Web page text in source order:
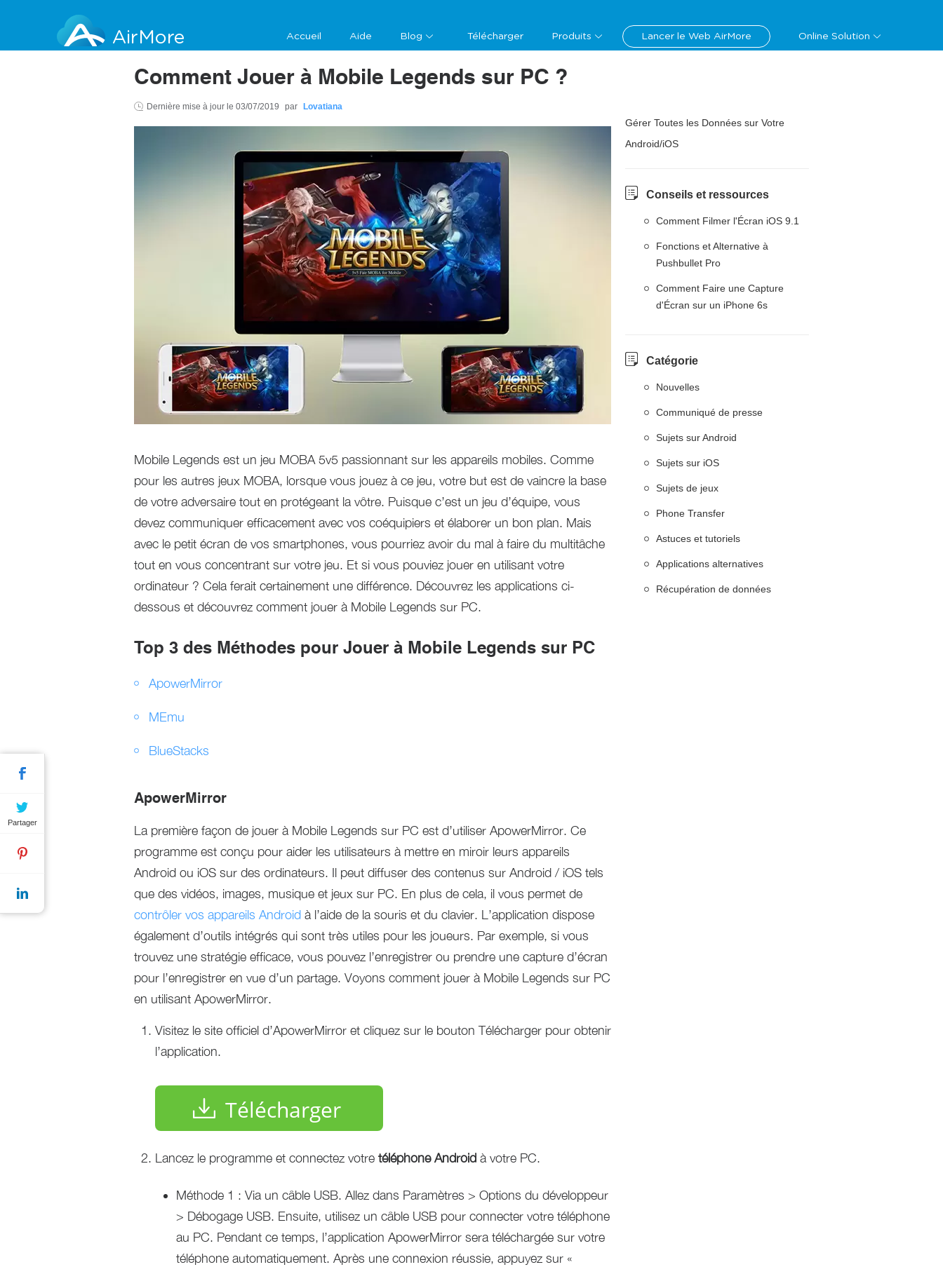
AirMore Accueil Aide Blog Télécharger Produits Lancer le Web AirMore Online Solution
Comment Jouer à Mobile Legends sur PC ?
Dernière mise à jour le 03/07/2019 par Lovatiana
Mobile Legends est un jeu MOBA 5v5 passionnant sur les appareils mobiles. Comme
pour les autres jeux MOBA, lorsque vous jouez à ce jeu, votre but est de vaincre la base
de votre adversaire tout en protégeant la vôtre. Puisque c’est un jeu d’équipe, vous
devez communiquer efficacement avec vos coéquipiers et élaborer un bon plan. Mais
avec le petit écran de vos smartphones, vous pourriez avoir du mal à faire du multitâche
tout en vous concentrant sur votre jeu. Et si vous pouviez jouer en utilisant votre
ordinateur ? Cela ferait certainement une différence. Découvrez les applications ci-
dessous et découvrez comment jouer à Mobile Legends sur PC.
Top 3 des Méthodes pour Jouer à Mobile Legends sur PC
ApowerMirror
MEmu
BlueStacks
ApowerMirror
La première façon de jouer à Mobile Legends sur PC est d’utiliser ApowerMirror. Ce
programme est conçu pour aider les utilisateurs à mettre en miroir leurs appareils
Android ou iOS sur des ordinateurs. Il peut diffuser des contenus sur Android / iOS tels
que des vidéos, images, musique et jeux sur PC. En plus de cela, il vous permet de
contrôler vos appareils Android à l’aide de la souris et du clavier. L’application dispose
également d’outils intégrés qui sont très utiles pour les joueurs. Par exemple, si vous
trouvez une stratégie efficace, vous pouvez l’enregistrer ou prendre une capture d’écran
pour l’enregistrer en vue d’un partage. Voyons comment jouer à Mobile Legends sur PC
en utilisant ApowerMirror.
Visitez le site officiel d’ApowerMirror et cliquez sur le bouton Télécharger pour obtenir
l’application.
Télécharger
Lancez le programme et connectez votre téléphone Android à votre PC.
Méthode 1 : Via un câble USB. Allez dans Paramètres > Options du développeur
> Débogage USB. Ensuite, utilisez un câble USB pour connecter votre téléphone
au PC. Pendant ce temps, l’application ApowerMirror sera téléchargée sur votre
téléphone automatiquement. Après une connexion réussie, appuyez sur «
Gérer Toutes les Données sur Votre
Android/iOS
Conseils et ressources
Comment Filmer l'Écran iOS 9.1
Fonctions et Alternative à
Pushbullet Pro
Comment Faire une Capture
d'Écran sur un iPhone 6s
Catégorie
Nouvelles
Communiqué de presse
Sujets sur Android
Sujets sur iOS
Sujets de jeux
Phone Transfer
Astuces et tutoriels
Applications alternatives
Récupération de données
Partager